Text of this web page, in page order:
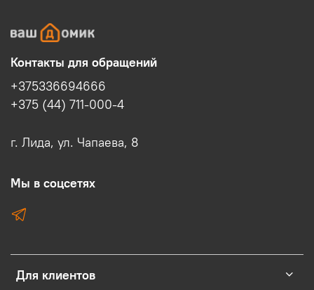
Для клиентов
Контакты для обращений
+375336694666
+375 (44) 711-000-4
г. Лида, ул. Чапаева, 8
Мы в соцсетях